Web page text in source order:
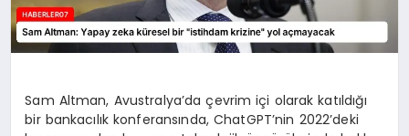
Sam Altman, Avustralya’da çevrim içi olarak katıldığı
bir bankacılık konferansında, ChatGPT’nin 2022’deki